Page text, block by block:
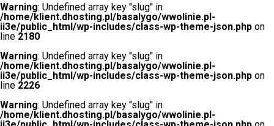
Warning: Undefined array key "slug" in
/home/klient.dhosting.pl/basalygo/wwolinie.pl-
ii3e/public_html/wp-includes/class-wp-theme-json.php on
line 2180
Warning: Undefined array key "slug" in
/home/klient.dhosting.pl/basalygo/wwolinie.pl-
ii3e/public_html/wp-includes/class-wp-theme-json.php on
line 2226
Warning: Undefined array key "slug" in
/home/klient.dhosting.pl/basalygo/wwolinie.pl-